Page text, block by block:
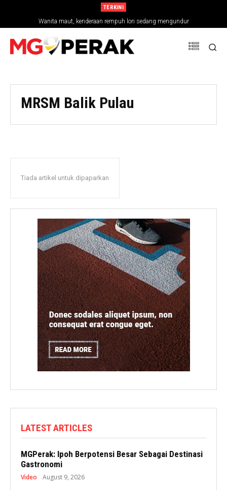
TERKINI
Wanita maut, kenderaan rempuh lori sedang mengundur
MRSM Balik Pulau
Tiada artikel untuk dipaparkan
LATEST ARTICLES
MGPerak: Ipoh Berpotensi Besar Sebagai Destinasi
Gastronomi
Video August 9, 2026